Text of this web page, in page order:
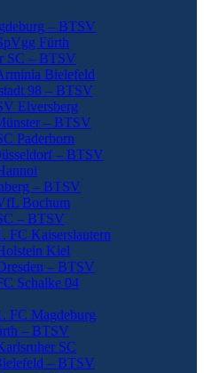
– BTSV
Fürth
SC – BTSV
Bielefeld
98 – BTSV
Elversberg
– BTSV
Paderborn
– BTSV
– BTSV
Bochum
– BTSV
FC Kaiserslautern
Kiel
– BTSV
Schalke 04
FC Magdeburg
– BTSV
SC
– BTSV